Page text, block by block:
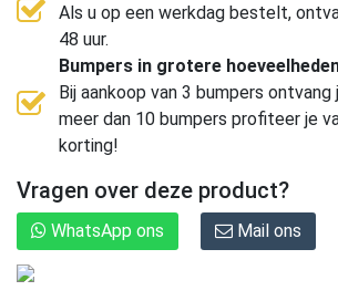
Als u op een werkdag bestelt,
48 uur.
Bumpers in grotere
Bij aankoop van 3 bumpers ontvang
meer dan 10 bumpers profiteer je
korting!
Vragen over deze product?
WhatsApp ons Mail ons